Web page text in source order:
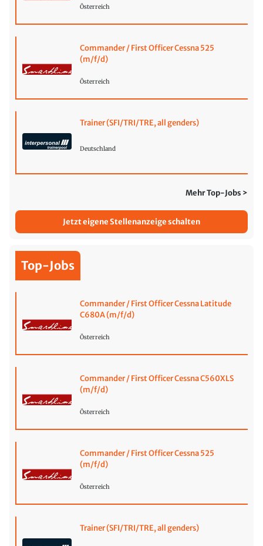
Österreich
Commander / First Officer Cessna 525
(m/f/d)
Österreich
Trainer (SFI/TRI/TRE, all genders)
Deutschland
Mehr Top-Jobs >
Jetzt eigene Stellenanzeige schalten
Top-Jobs
Commander / First Officer Cessna Latitude
C680A (m/f/d)
Österreich
Commander / First Officer Cessna C560XLS
(m/f/d)
Österreich
Commander / First Officer Cessna 525
(m/f/d)
Österreich
Trainer (SFI/TRI/TRE, all genders)